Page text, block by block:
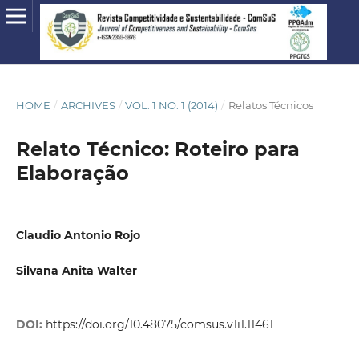
HOME / ARCHIVES / VOL. 1 NO. 1 (2014) / Relatos Técnicos
Relato Técnico: Roteiro para
Elaboração
Claudio Antonio Rojo
Silvana Anita Walter
DOI: https://doi.org/10.48075/comsus.v1i1.11461